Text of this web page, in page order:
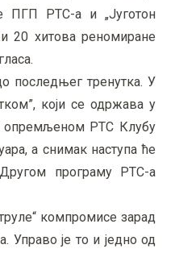
ПГП РТС-а и „Југотон
20 хитова реномиране
последњег тренутка. У
који се одржава у
опремљеном РТС Клубу
а снимак наступа ће
програму РТС-а
компромисе зарад
Управо је то и једно од